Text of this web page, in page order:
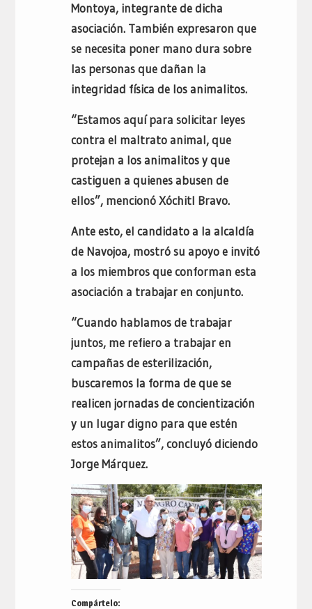
Montoya, integrante de dicha
asociación. También expresaron que
se necesita poner mano dura sobre
las personas que dañan la
integridad física de los animalitos.
“Estamos aquí para solicitar leyes
contra el maltrato animal, que
protejan a los animalitos y que
castiguen a quienes abusen de
ellos”, mencionó Xóchitl Bravo.
Ante esto, el candidato a la alcaldía
de Navojoa, mostró su apoyo e invitó
a los miembros que conforman esta
asociación a trabajar en conjunto.
“Cuando hablamos de trabajar
juntos, me refiero a trabajar en
campañas de esterilización,
buscaremos la forma de que se
realicen jornadas de concientización
y un lugar digno para que estén
estos animalitos”, concluyó diciendo
Jorge Márquez.
Compártelo: